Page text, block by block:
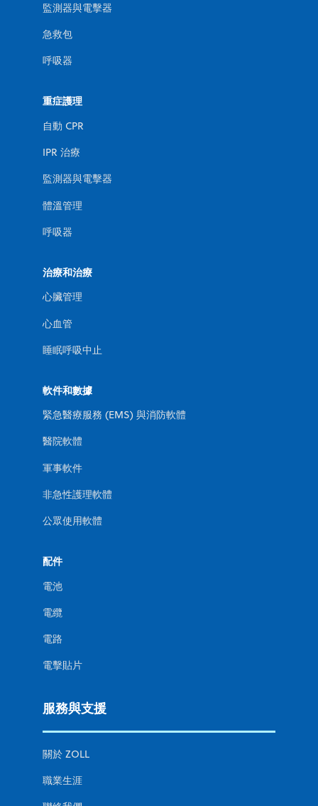
監測器與電擊器
急救包
呼吸器
重症護理
自動 CPR
IPR 治療
監測器與電擊器
體溫管理
呼吸器
治療和治療
心臟管理
心血管
睡眠呼吸中止
軟件和數據
緊急醫療服務 (EMS) 與消防軟體
醫院軟體
軍事軟件
非急性護理軟體
公眾使用軟體
配件
電池
電纜
電路
電擊貼片
服務與支援
關於 ZOLL
職業生涯